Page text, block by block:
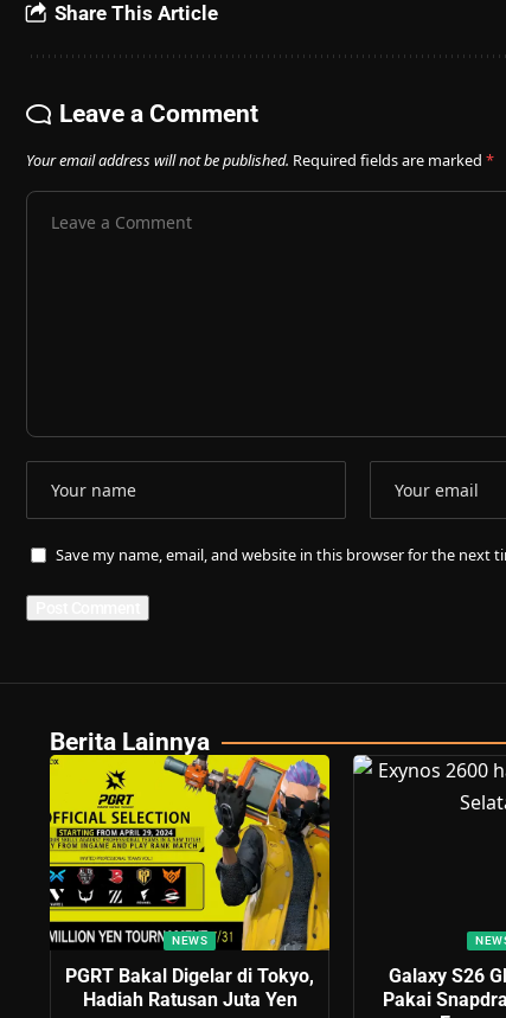
Share This Article
Leave a Comment
Your email address will not be published. Required fields are marked *
Save my name, email, and website in this browser for the next
Berita Lainnya
NEWS
PGRT Bakal Digelar di Tokyo,
Hadiah Ratusan Juta Yen
Galaxy S26
Pakai